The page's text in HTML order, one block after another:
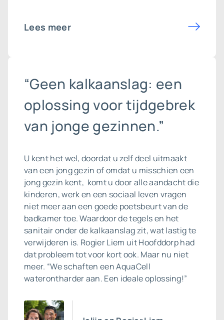
Lees meer
“Geen kalkaanslag: een
oplossing voor tijdgebrek
van jonge gezinnen.”
U kent het wel, doordat u zelf deel uitmaakt
van een jong gezin of omdat u misschien een
jong gezin kent, komt u door alle aandacht die
kinderen, werk en een sociaal leven vragen
niet meer aan een goede poetsbeurt van de
badkamer toe. Waardoor de tegels en het
sanitair onder de kalkaanslag zit, wat lastig te
verwijderen is. Rogier Liem uit Hoofddorp had
dat probleem tot voor kort ook. Maar nu niet
meer. “We schaften een AquaCell
waterontharder aan. Een ideale oplossing!”